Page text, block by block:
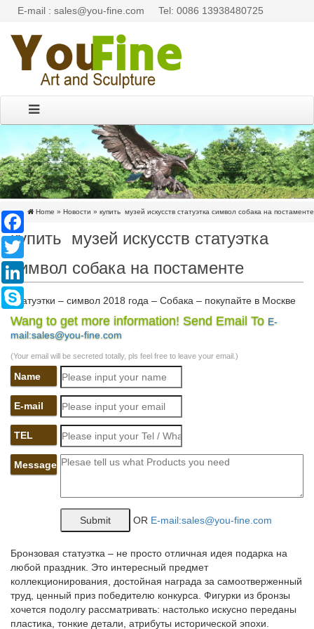
E-mail : sales@you-fine.com Tel: 0086 13938480725
Home » Новости » купить музей искусств статуэтка символ собака на постаменте
купить музей искусств статуэтка
символ собака на постаменте
Статуэтки – символ 2018 года – Собака – покупайте в Москве
по…
Приобрести товары из раздела Статуэтки – символ 2018 года
– Собака, по низкой | оптовой цене можно в нашем интернет –
магазине Фабрика Желаний. Широкий ассортимент.
Сувениры в виде статуэтки собаки в интернет-магазине…
Искусство.Эксклюзивные подарки » Статуэтки Собак – Символ
2018.Статуэтка Большой Йоркшир арт. 240N. Цена: 10 950 руб.
Купить. Статуэтка Бобтейл арт.
Фигурки, статуэтки собак | Хиты продаж
можно купить Матрешки, оловянные солдатики, шкатулки
Палех, Федоскино.Павловопосадские платки, фарфор ЛФЗ,
Жостово, Береста, Фигурки, статуэтки собак.
АнтикварЪ – Антиквариат бронза. Продажа антиквариата из
бронзы.
У нас Вы можете купить и продать Антиквариат из бронзы. В
антикварном магазине большой выбор скульптуры и
Wang to get more information! Send Email To E-
mail:sales@you-fine.com
(Your email will be secreted totally, pls feel free to leave your email.)
Name
E-mail
TEL
Message
OR E-mail:sales@you-fine.com
Бронзовая статуэтка – не просто отличная идея подарка на
любой праздник. Это интересный предмет
коллекционирования, достойная награда за самоотверженный
труд, ценный приз победителю конкурса. Фигурки из бронзы
хочется подолгу рассматривать: настолько искусно переданы
пластика, тонкие детали, атрибуты исторической эпохи.
Facebook
Twitter
LinkedIn